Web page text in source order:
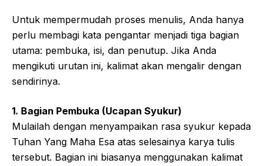
Untuk mempermudah proses menulis, Anda hanya
perlu membagi kata pengantar menjadi tiga bagian
utama: pembuka, isi, dan penutup. Jika Anda
mengikuti urutan ini, kalimat akan mengalir dengan
sendirinya.
1. Bagian Pembuka (Ucapan Syukur)
Mulailah dengan menyampaikan rasa syukur kepada
Tuhan Yang Maha Esa atas selesainya karya tulis
tersebut. Bagian ini biasanya menggunakan kalimat